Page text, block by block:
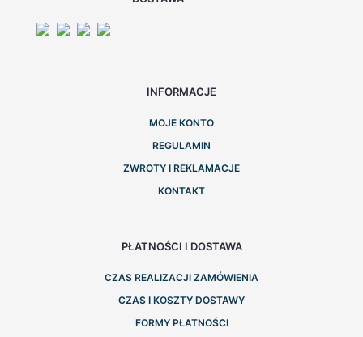
INFORMACJE
MOJE KONTO
REGULAMIN
ZWROTY I REKLAMACJE
KONTAKT
PŁATNOŚCI I DOSTAWA
CZAS REALIZACJI ZAMÓWIENIA
CZAS I KOSZTY DOSTAWY
FORMY PŁATNOŚCI